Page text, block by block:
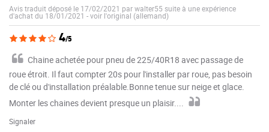
Avis traduit déposé le 17/02/2021 par walter55 suite à une expérience
d'achat du 18/01/2021 -voir l'original (allemand)
4/5
Chaine achetée pour pneu de 225/40R18 avec passage de
roue étroit. Il faut compter 20s pour l'installer par roue, pas besoin
de clé ou d'installation préalable.Bonne tenue sur neige et glace.
Monter les chaines devient presque un plaisir....
Signaler